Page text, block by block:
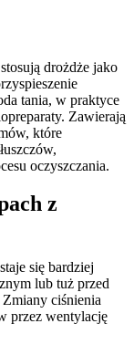
drożdże jako
tania, w praktyce
Zawierają
które
oczyszczania.
z
się bardziej
lub tuż przed
ciśnienia
przez wentylację